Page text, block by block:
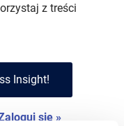
z treści
Insight!
się »